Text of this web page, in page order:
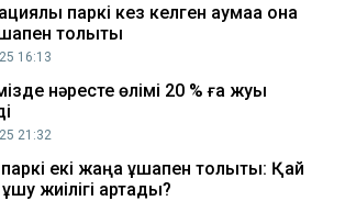
паркі кез келген аумаққа қона
толықты
16:13
нәресте өлімі 20 % ға жуық
21:32
екі жаңа ұшақпен толықты: Қай
ұшу жиілігі артады?